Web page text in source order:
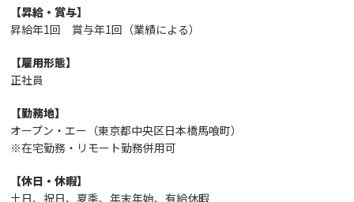
【昇給・賞与】
昇給年1回 賞与年1回（業績による）
【雇用形態】
正社員
【勤務地】
オープン・エー（東京都中央区日本橋馬喰町）
※在宅勤務・リモート勤務併用可
【休日・休暇】
土日、祝日、夏季、年末年始、有給休暇